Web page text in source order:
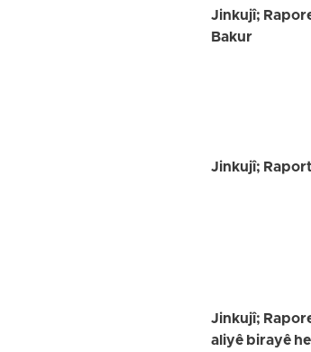
Jinkujî;
Bakur
Jinkujî;
Jinkujî;
aliyê birayê